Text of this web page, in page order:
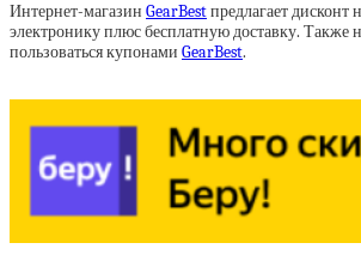
Интернет-магазин GearBestпредлагает дисконт
электронику плюс бесплатную доставку. Также
пользоваться купонами GearBest.